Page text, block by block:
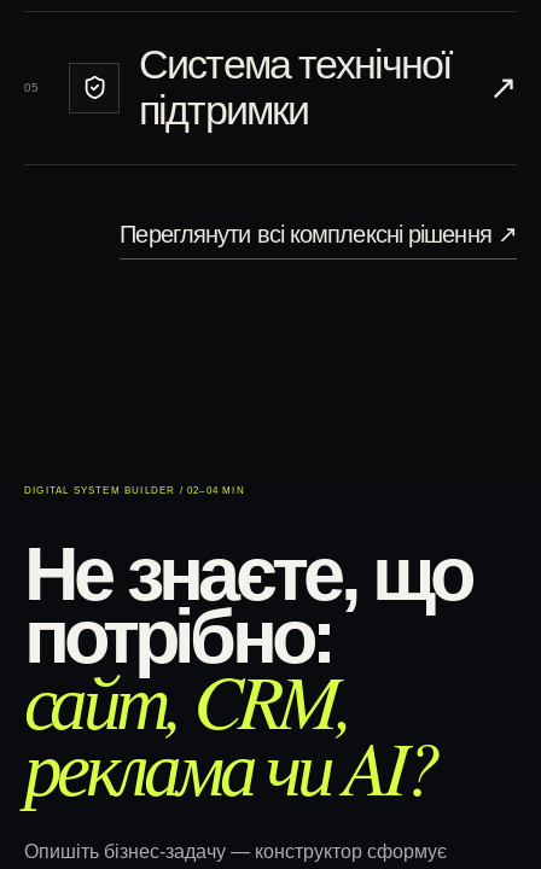
05
Система технічної
підтримки
↗︎
Переглянути всі комплексні рішення ↗︎
DIGITAL SYSTEM BUILDER / 02–04 MIN
Не знаєте, що
потрібно:
сайт, CRM,
реклама чи AI?
Опишіть бізнес-задачу — конструктор сформує